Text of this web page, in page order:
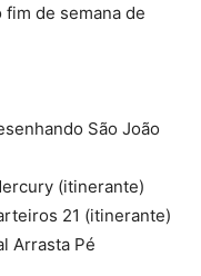
de semana de
São João
(itinerante)
21 (itinerante)
Arrasta Pé